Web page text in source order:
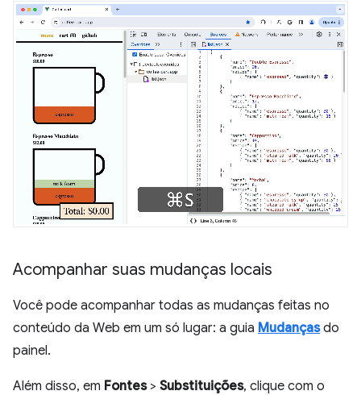
Acompanhar suas mudanças locais
Você pode acompanhar todas as mudanças feitas no
conteúdo da Web em um só lugar: a guia Mudançasdo
painel.
Além disso, em Fontes> Substituições, clique com o